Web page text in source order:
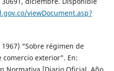
viewDocument.asp?
“Sobre régimen de
exterior”. En:
Normativa [Diario Oficial. Año